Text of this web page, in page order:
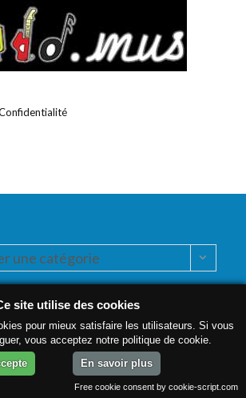
une catégorie
site utilise des cookies
pour mieux satisfaire les utilisateurs. Si vous
vous acceptez notre politique de cookie.
En savoir plus
Free cookie consent by cookie-script.com